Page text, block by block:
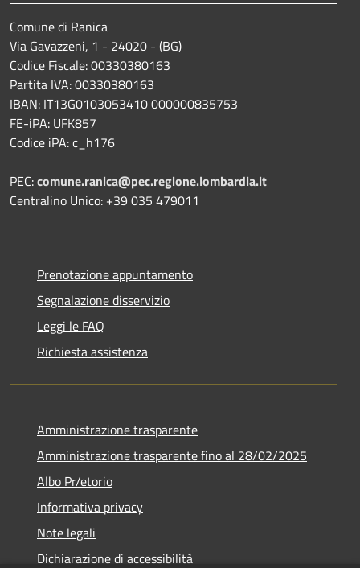
Comune di Ranica
Via Gavazzeni, 1 - 24020 - (BG)
Codice Fiscale: 00330380163
Partita IVA: 00330380163
IBAN: IT13G0103053410 000000835753
FE-iPA: UFK857
Codice iPA: c_h176
PEC:comune.ranica@pec.regione.lombardia.it
Centralino Unico: +39 035 479011
Prenotazione appuntamento
Segnalazione disservizio
Leggi le FAQ
Richiesta assistenza
Amministrazione trasparente
Amministrazione trasparente fino al 28/02/2025
Albo Pr/etorio
Informativa privacy
Note legali
Dichiarazione di accessibilità